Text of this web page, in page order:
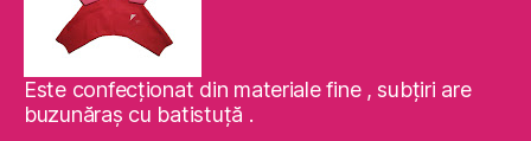
Este confecţionat din materiale fine , subţiri are
buzunăraş cu batistuţă .